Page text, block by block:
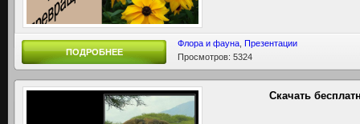
ПОДРОБНЕЕ
Флора и фауна Презентации
Просмотров: 5324
Скачать